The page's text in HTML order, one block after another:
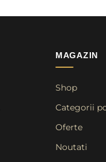
MAGAZIN
Shop
Categorii
Oferte
Noutati